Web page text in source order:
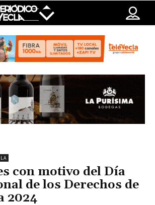
con motivo del Día
de los Derechos de
2024